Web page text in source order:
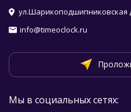
ул.Шарикоподшипниковская
info@timeoclock.ru
Мы в социальных сетях: